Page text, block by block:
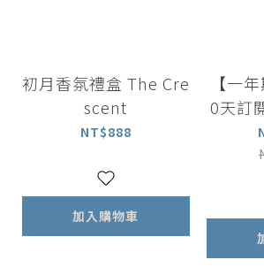
初月香氛禮盒 The Cre
scent
NT$888
加入購物車
【一
0天訂
利葉
00ml
眠香